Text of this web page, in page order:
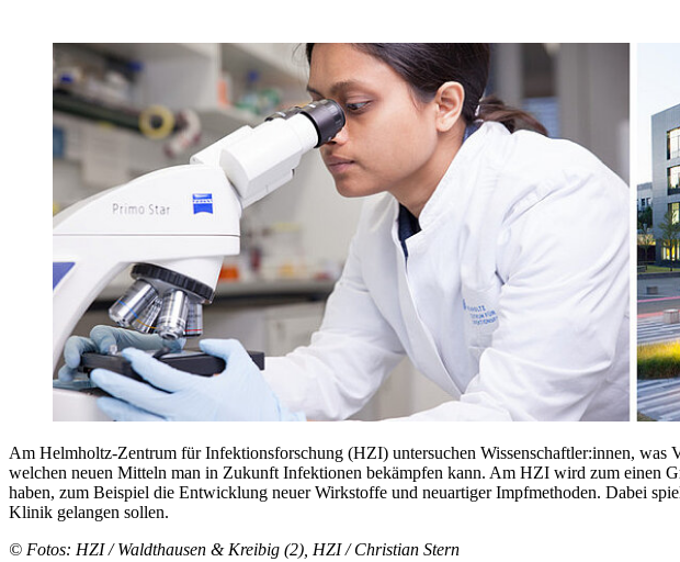
Am Helmholtz-Zentrum für Infektionsforschung (HZI) untersuchen Wissenschaftler:innen,
welchen neuen Mitteln man in Zukunft Infektionen bekämpfen kann. Am HZI wird zum einen
haben, zum Beispiel die Entwicklung neuer Wirkstoffe und neuartiger Impfmethoden. Dabei
Klinik gelangen sollen.
© Fotos: HZI / Waldthausen & Kreibig (2), HZI / Christian Stern